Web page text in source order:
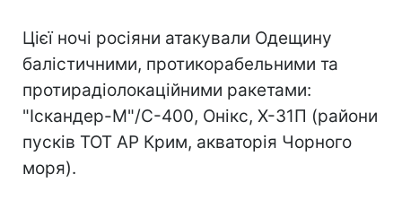
Цієї ночі росіяни атакували Одещину
балістичними, протикорабельними та
протирадіолокаційними ракетами:
"Іскандер-М"/С-400, Онікс, Х-31П (райони
пусків ТОТ АР Крим, акваторія Чорного
моря).